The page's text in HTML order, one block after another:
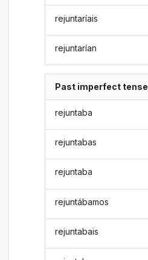
rejuntaríais
rejuntarían
Past imperfect tense
rejuntaba
rejuntabas
rejuntaba
rejuntábamos
rejuntabais